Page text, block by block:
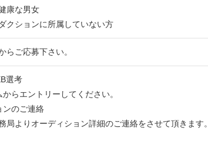
康な男女
クションに所属していない方
らご応募下さい。
選考
らエントリーしてください。
ンのご連絡
局よりオーディション詳細のご連絡をさせて頂きます。